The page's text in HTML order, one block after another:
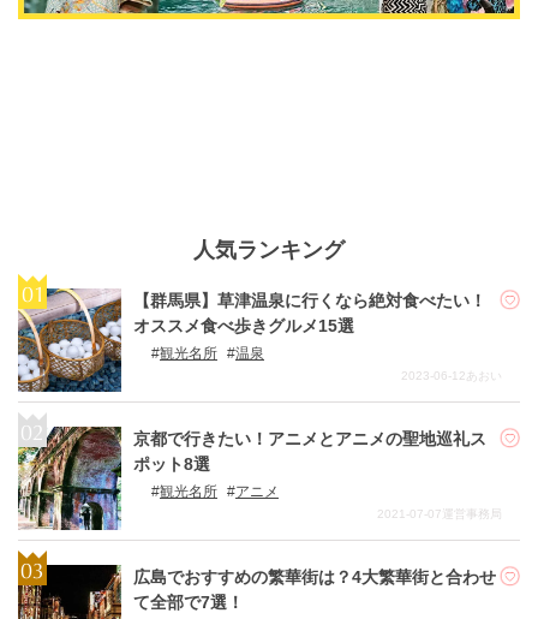
人気ランキング
【群馬県】草津温泉に行くなら絶対食べたい！
オススメ食べ歩きグルメ15選
観光名所 温泉
2023-06-12あおい
京都で行きたい！アニメとアニメの聖地巡礼ス
ポット8選
観光名所 アニメ
2021-07-07運営事務局
広島でおすすめの繁華街は？4大繁華街と合わせ
て全部で7選！